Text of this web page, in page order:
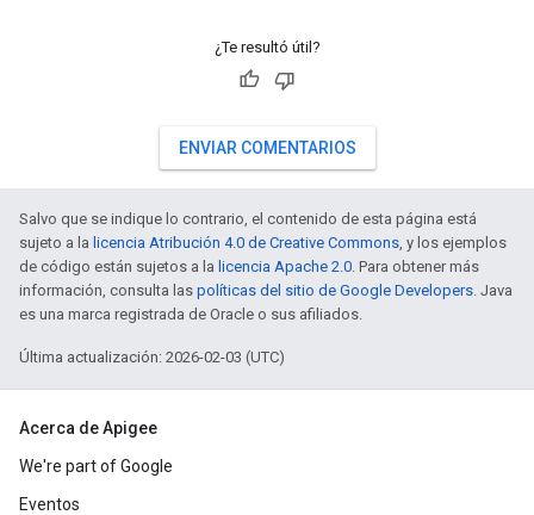
¿Te resultó útil?
ENVIAR COMENTARIOS
Salvo que se indique lo contrario, el contenido de esta página está
sujeto a la licencia Atribución 4.0 de Creative Commons , y los ejemplos
de código están sujetos a la licencia Apache 2.0 . Para obtener más
información, consulta las políticas del sitio de Google Developers . Java
es una marca registrada de Oracle o sus afiliados.
Última actualización: 2026-02-03 (UTC)
Acerca de Apigee
We're part of Google
Eventos